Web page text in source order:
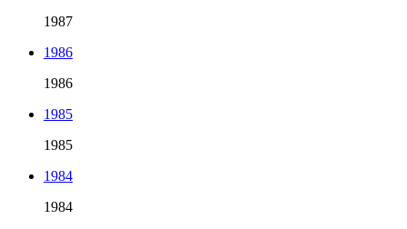
1987
1986
1986
1985
1985
1984
1984